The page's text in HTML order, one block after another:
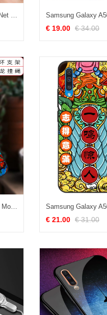
Samsung Galaxy A50 Hoesje Wind Net Red Ster, Samsung Galaxy A50 Hoesje Persoonlijk Vers
€ 19.00 € 34.00
Samsung Galaxy A50 Hoesje Blauw Mode All Inclusive, Samsung Galaxy A50 Hoesje Anti-fall Ster
€ 21.00 € 31.00